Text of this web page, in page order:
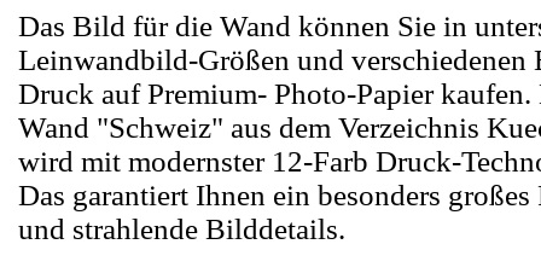
Das Bild für die Wand können Sie in
Leinwandbild-Größen und verschiedenen
Druck auf Premium- Photo-Papier
Wand "Schweiz" aus dem Verzeichnis
wird mit modernster 12-Farb Druck-
Das garantiert Ihnen ein besonders
und strahlende Bilddetails.